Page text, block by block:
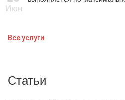
Июн
Все услуги
Статьи